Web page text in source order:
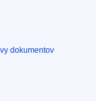
dokumentov